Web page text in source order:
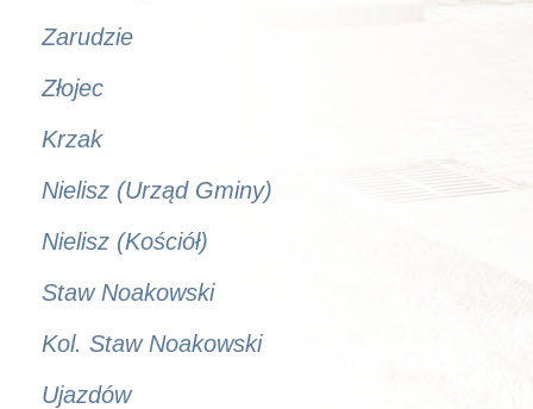
Zarudzie
Złojec
Krzak
Nielisz (Urząd Gminy)
Nielisz (Kościół)
Staw Noakowski
Kol. Staw Noakowski
Ujazdów